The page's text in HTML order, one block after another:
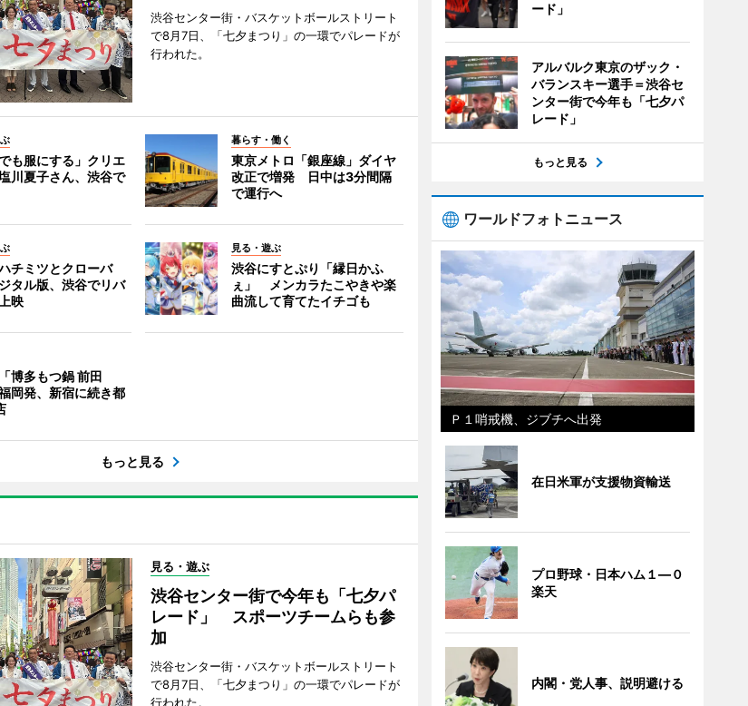
渋谷センター街・バスケットボールストリート
で8月7日、「七夕まつり」の一環でパレードが
行われた。
でも服にする」クリエ
川夏子さん、渋谷で
暮らす・働く
東京メトロ「銀座線」ダイヤ
改正で増発 日中は3分間隔
で運行へ
チミツとクローバ
タル版、渋谷でリバ
映
見る・遊ぶ
渋谷にすとぷり「縁日かふ
ぇ」 メンカラたこやきや楽
曲流して育てたイチゴも
博多もつ鍋 前田
岡発、新宿に続き都
もっと見る
見る・遊ぶ
渋谷センター街で今年も「七夕パ
レード」 スポーツチームらも参
加
渋谷センター街・バスケットボールストリート
で8月7日、「七夕まつり」の一環でパレードが
行われた。
ード」
アルバルク東京のザック・
バランスキー選手＝渋谷セ
ンター街で今年も「七夕パ
レード」
もっと見る
ワールドフォトニュース
Ｐ１哨戒機、ジブチへ出発
在日米軍が支援物資輸送
プロ野球・日本ハム１―０
楽天
内閣・党人事、説明避ける